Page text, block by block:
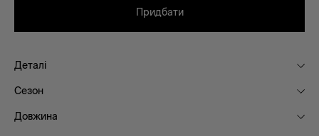
Придбати
Деталі
Сезон
Довжина